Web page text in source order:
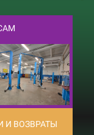
И ВОЗВРАТЫ